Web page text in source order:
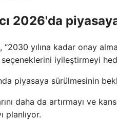
2026'da
yılına kadar onay
seçeneklerini iyileştirmeyi
piyasaya sürülmesinin
daha da artırmayı ve
planlıyor.